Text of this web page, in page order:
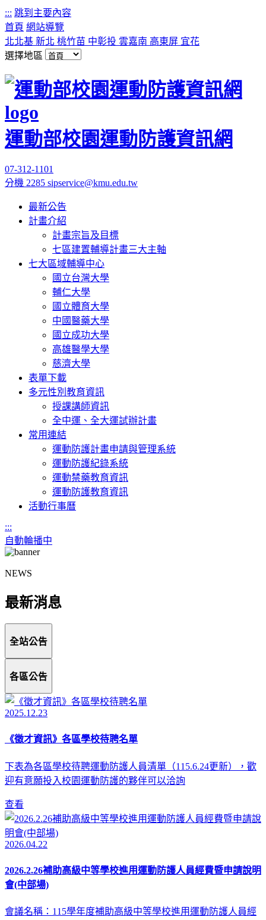
::: 跳到主要內容
首頁 網站導覽
北北基 新北 桃竹苗 中彰投 雲嘉南 高東屏 宜花
選擇地區
運動部校園運動防護資訊網
07-312-1101
分機 2285 sipservice@kmu.edu.tw
最新公告
計畫介紹
計畫宗旨及目標
七區建置輔導計畫三大主軸
七大區域輔導中心
國立台灣大學
輔仁大學
國立體育大學
中國醫藥大學
國立成功大學
高雄醫學大學
慈濟大學
表單下載
多元性別教育資訊
授課講師資訊
全中運、全大運試辦計畫
常用連結
運動防護計畫申請與管理系統
運動防護紀錄系統
運動禁藥教育資訊
運動防護教育資訊
活動行事曆
:::
自動輪播中
NEWS
最新消息
全站公告
各區公告
2025.12.23
《徵才資訊》各區學校待聘名單
下表為各區學校待聘運動防護人員清單（115.6.24更新），歡
迎有意願投入校園運動防護的夥伴可以洽詢
查看
2026.04.22
2026.2.26補助高級中等學校進用運動防護人員經費暨申請說明
會(中部場)
會議名稱：115學年度補助高級中等學校進用運動防護人員經